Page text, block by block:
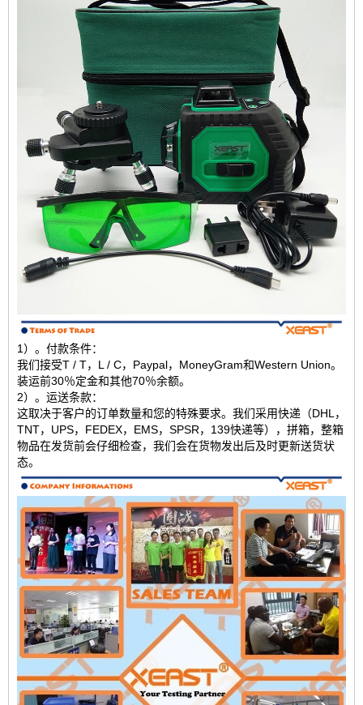
1）。付款条件：
我们接受T / T，L / C，Paypal，MoneyGram和Western Union。
装运前30％定金和其他70％余额。
2）。运送条款：
这取决于客户的订单数量和您的特殊要求。我们采用快递（DHL，
TNT，UPS，FEDEX，EMS，SPSR，139快递等），拼箱，整箱
物品在发货前会仔细检查，我们会在货物发出后及时更新送货状
态。